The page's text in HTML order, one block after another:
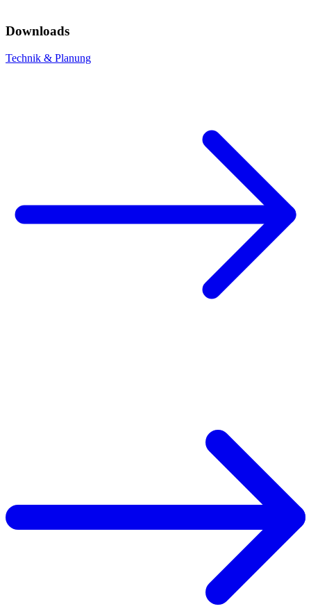
Downloads
Technik & Planung